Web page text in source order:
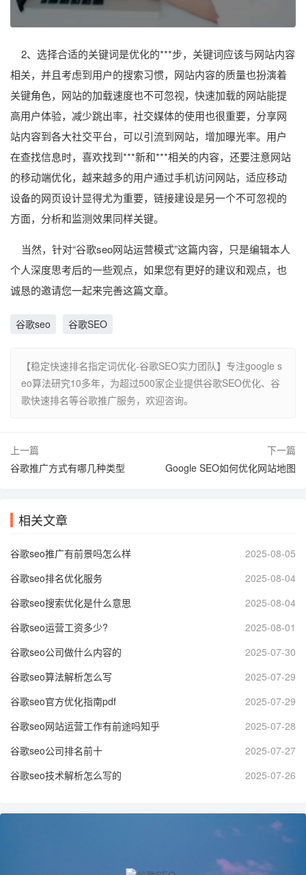
2、选择合适的关键词是优化的***步，关键词应该与网站内容
相关，并且考虑到用户的搜索习惯，网站内容的质量也扮演着
关键角色，网站的加载速度也不可忽视，快速加载的网站能提
高用户体验，减少跳出率，社交媒体的使用也很重要，分享网
站内容到各大社交平台，可以引流到网站，增加曝光率。用户
在查找信息时，喜欢找到***新和***相关的内容，还要注意网站
的移动端优化，越来越多的用户通过手机访问网站，适应移动
设备的网页设计显得尤为重要，链接建设是另一个不可忽视的
方面，分析和监测效果同样关键。
当然，针对“谷歌seo网站运营模式”这篇内容，只是编辑本人
个人深度思考后的一些观点，如果您有更好的建议和观点，也
诚恳的邀请您一起来完善这篇文章。
谷歌seo 谷歌SEO
【稳定快速排名指定词优化-谷歌SEO实力团队】专注google s
eo算法研究10多年，为超过500家企业提供谷歌SEO优化、谷
歌快速排名等谷歌推广服务，欢迎咨询。
上一篇
谷歌推广方式有哪几种类型
下一篇
Google SEO如何优化网站地图
相关文章
谷歌seo推广有前景吗怎么样
2025-08-05
谷歌seo排名优化服务
2025-08-04
谷歌seo搜索优化是什么意思
2025-08-04
谷歌seo运营工资多少?
2025-08-01
谷歌seo公司做什么内容的
2025-07-30
谷歌seo算法解析怎么写
2025-07-29
谷歌seo官方优化指南pdf
2025-07-29
谷歌seo网站运营工作有前途吗知乎
2025-07-28
谷歌seo公司排名前十
2025-07-27
谷歌seo技术解析怎么写的
2025-07-26